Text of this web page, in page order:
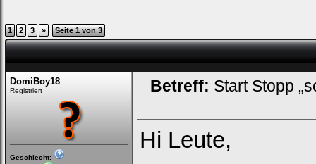
1 2 3 » Seite 1 von 3
DomiBoy18
Registriert
Geschlecht:
Betreff: Start Stopp
Hi Leute,